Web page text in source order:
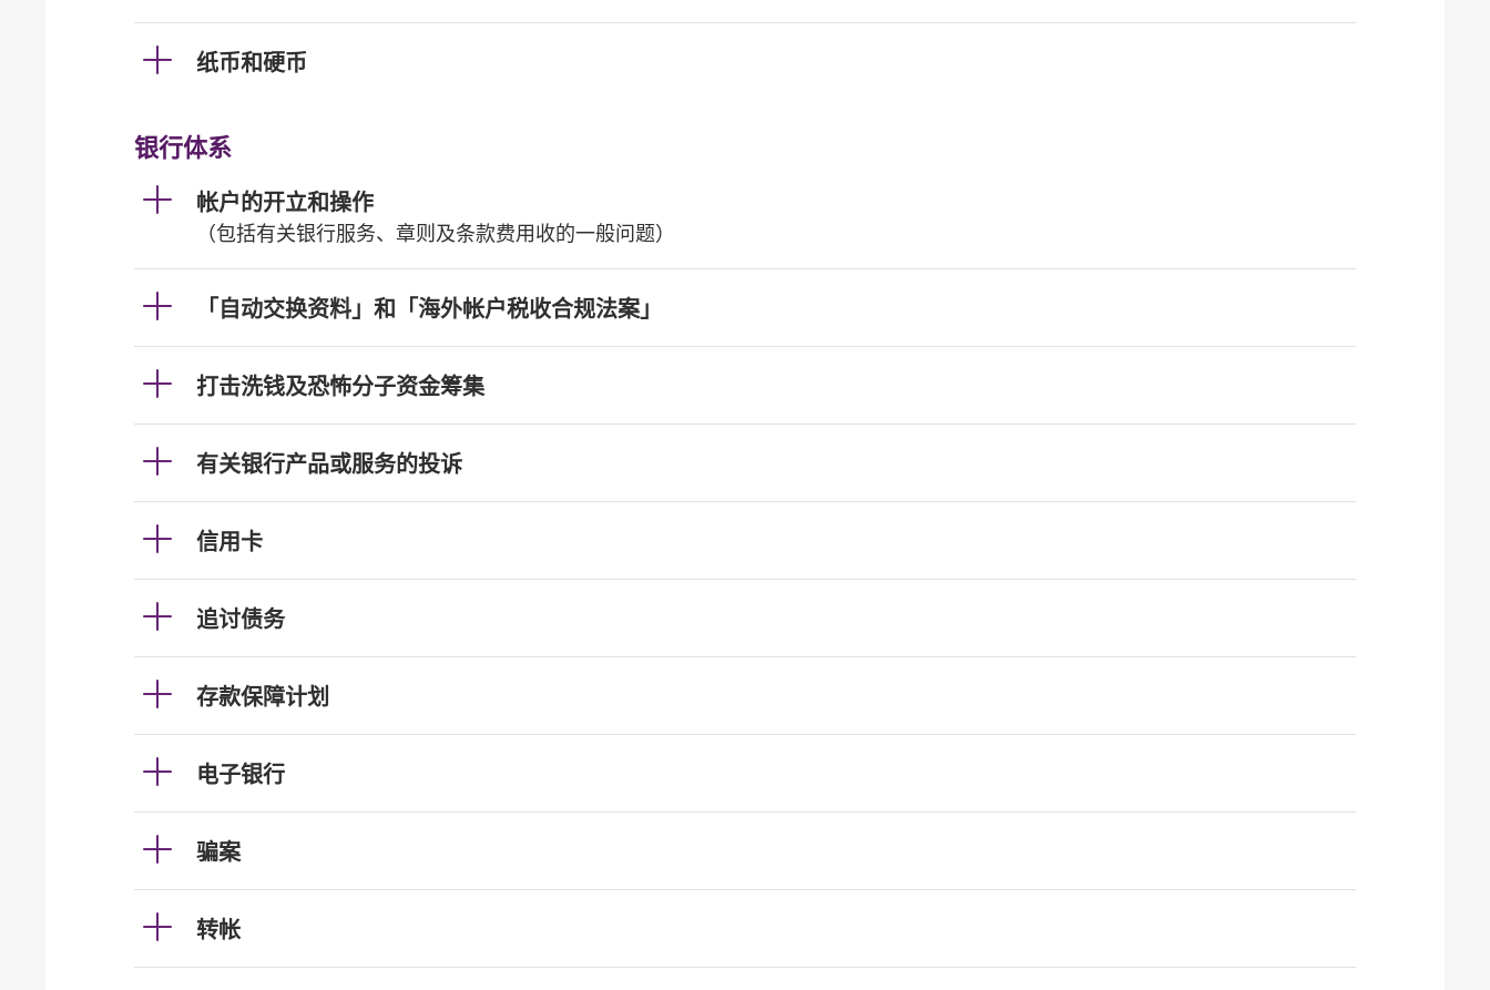
纸币和硬币
银行体系
帐户的开立和操作
（包括有关银行服务、章则及条款费用收的一般问题）
「自动交换资料」和「海外帐户税收合规法案」
打击洗钱及恐怖分子资金筹集
有关银行产品或服务的投诉
信用卡
追讨债务
存款保障计划
电子银行
骗案
转帐